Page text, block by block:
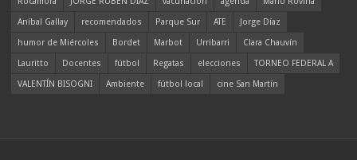
Aníbal Gallay
recomendados Parque Sur ATE
Jorge Díaz
humor de Miércoles
Bordet Marbot Urribarri
Clara Chauvín
Lauritto
Docentes fútbol Regatas elecciones
TORNEO FEDERAL A
VALENTÍN BISOGNI
Ambiente fútbol local cine San Martín